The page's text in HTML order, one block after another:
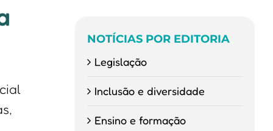
NOTÍCIAS POR EDITORIA
Legislação
Inclusão e diversidade
Ensino e formação